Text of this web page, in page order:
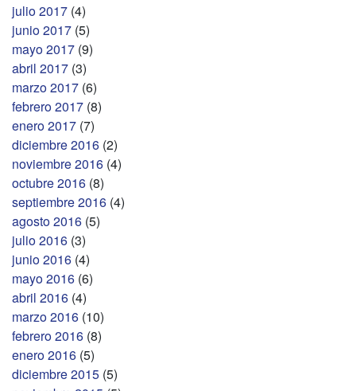
julio 2017 (4)
junio 2017 (5)
mayo 2017 (9)
abril 2017 (3)
marzo 2017 (6)
febrero 2017 (8)
enero 2017 (7)
diciembre 2016 (2)
noviembre 2016 (4)
octubre 2016 (8)
septiembre 2016 (4)
agosto 2016 (5)
julio 2016 (3)
junio 2016 (4)
mayo 2016 (6)
abril 2016 (4)
marzo 2016 (10)
febrero 2016 (8)
enero 2016 (5)
diciembre 2015 (5)